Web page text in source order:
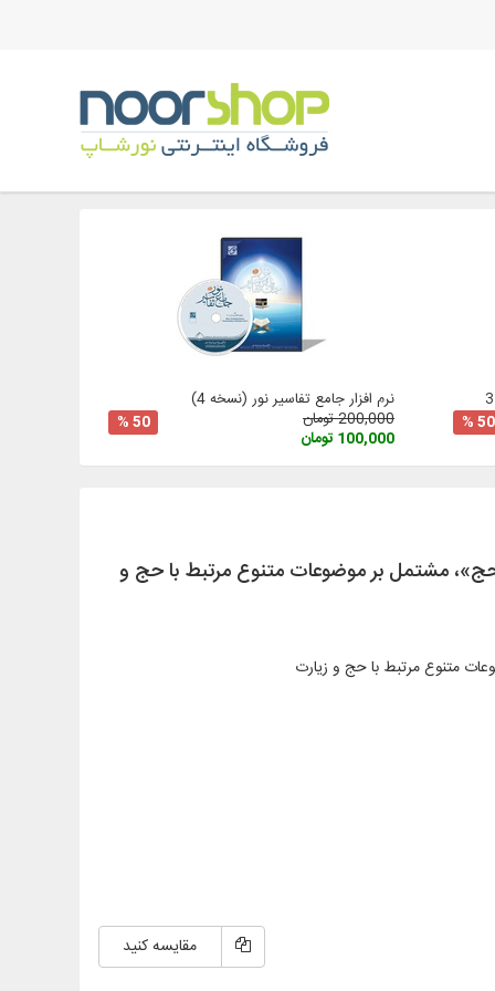
50 %
نرم افزار جامع تفاسیر نور (نسخه 4)
200,000 تومان
50 %
100,000 تومان
حج»، مشتمل بر موضوعات متنوع مرتبط با حج و
مقایسه کنید